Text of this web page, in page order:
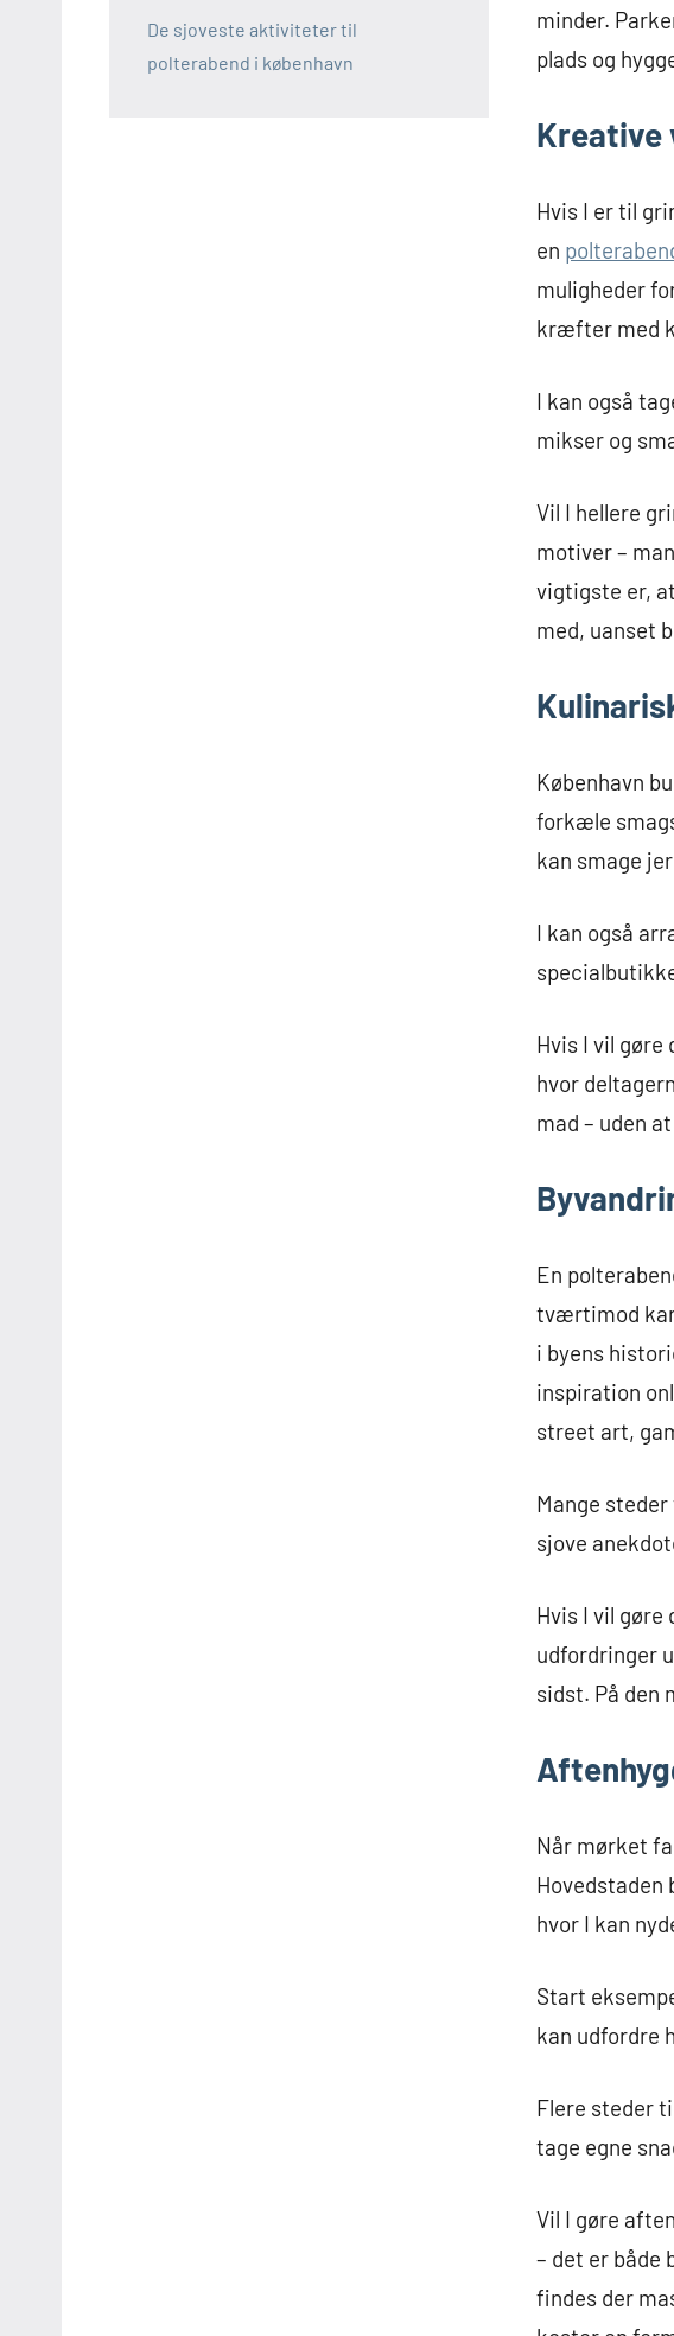
minder.
plads og
Kreative
Hvis I er til
en
muligheder
kræfter med
I kan også
mikser og
Vil I hellere
motiver –
vigtigste er,
med, uanset
København
forkæle
kan smage
I kan også
Hvis I vil gøre
hvor
mad – uden
En
tværtimod
i byens
inspiration
street art,
Mange
sjove
Hvis I vil
udfordringer
sidst. På den
Når mørket
Hovedstaden
hvor I kan
Start
kan udfordre
Flere steder
tage egne
Vil I gøre
– det er både
findes der
De sjoveste aktiviteter til
polterabend i københavn